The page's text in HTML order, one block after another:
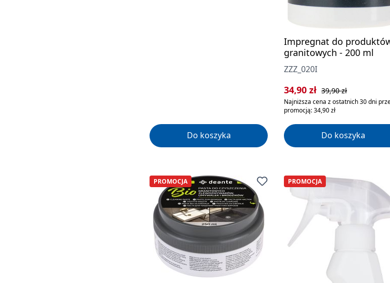
Do koszyka
Impregnat do
granitowych - 200 ml
ZZZ_020I
Cena sprzedaży:
34,90 zł Cena regularna:
39,90 zł
Najniższa cena z ostatnich 30 dni
promocją: 34,90 zł
Do koszyka
PROMOCJA PROMOCJA